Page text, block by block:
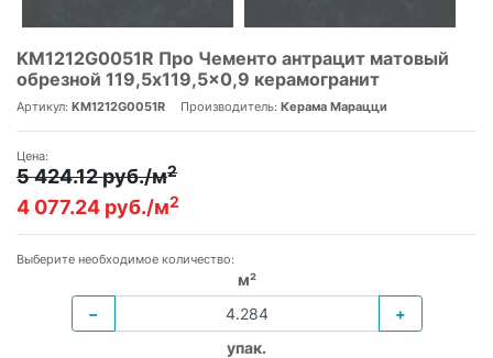
KM1212G0051R Про Чементо антрацит матовый
обрезной 119,5x119,5x0,9 керамогранит
Артикул: KM1212G0051R Производитель: Керама Марацци
Цена:
5 424.12 руб./м2
4 077.24 руб./м2
Выберите необходимое количество:
м²
−
+
упак.